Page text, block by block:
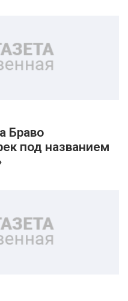
Браво
под названием